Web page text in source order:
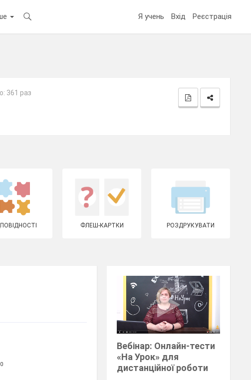
Я учень Вхід Реєстрація
361 раз
ФЛЕШ-КАРТКИ РОЗДРУКУВАТИ
0
Вебінар: Онлайн-тести
«На Урок» для
дистанційної роботи